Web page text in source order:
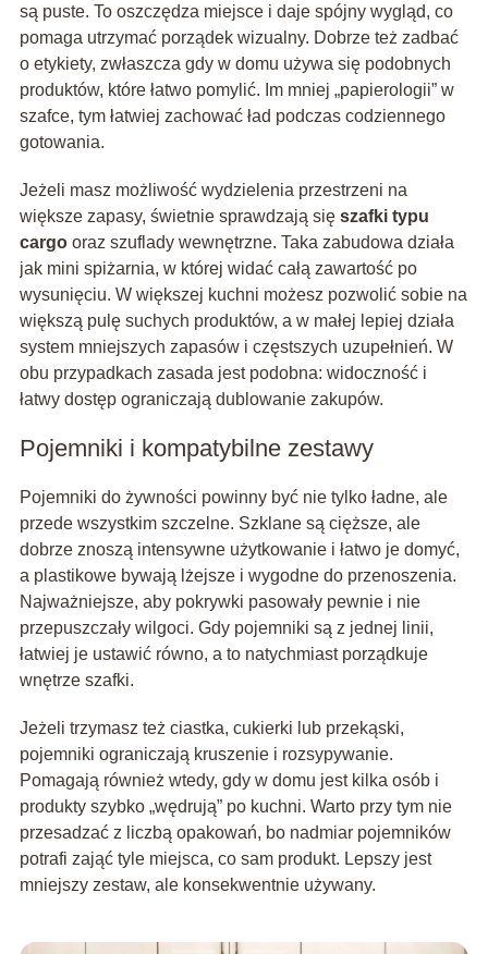
są puste. To oszczędza miejsce i daje spójny wygląd, co
pomaga utrzymać porządek wizualny. Dobrze też zadbać
o etykiety, zwłaszcza gdy w domu używa się podobnych
produktów, które łatwo pomylić. Im mniej „papierologii” w
szafce, tym łatwiej zachować ład podczas codziennego
gotowania.
Jeżeli masz możliwość wydzielenia przestrzeni na
większe zapasy, świetnie sprawdzają się szafki typu
cargooraz szuflady wewnętrzne. Taka zabudowa działa
jak mini spiżarnia, w której widać całą zawartość po
wysunięciu. W większej kuchni możesz pozwolić sobie na
większą pulę suchych produktów, a w małej lepiej działa
system mniejszych zapasów i częstszych uzupełnień. W
obu przypadkach zasada jest podobna: widoczność i
łatwy dostęp ograniczają dublowanie zakupów.
Pojemniki i kompatybilne zestawy
Pojemniki do żywności powinny być nie tylko ładne, ale
przede wszystkim szczelne. Szklane są cięższe, ale
dobrze znoszą intensywne użytkowanie i łatwo je domyć,
a plastikowe bywają lżejsze i wygodne do przenoszenia.
Najważniejsze, aby pokrywki pasowały pewnie i nie
przepuszczały wilgoci. Gdy pojemniki są z jednej linii,
łatwiej je ustawić równo, a to natychmiast porządkuje
wnętrze szafki.
Jeżeli trzymasz też ciastka, cukierki lub przekąski,
pojemniki ograniczają kruszenie i rozsypywanie.
Pomagają również wtedy, gdy w domu jest kilka osób i
produkty szybko „wędrują” po kuchni. Warto przy tym nie
przesadzać z liczbą opakowań, bo nadmiar pojemników
potrafi zająć tyle miejsca, co sam produkt. Lepszy jest
mniejszy zestaw, ale konsekwentnie używany.